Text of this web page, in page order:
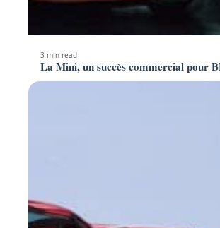
3 min read
La Mini, un succès commercial pour